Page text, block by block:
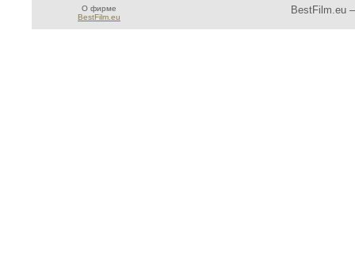
О фирме
BestFilm.eu
BestFilm.eu